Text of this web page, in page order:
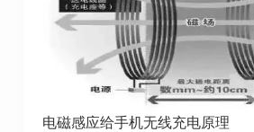
电磁感应给手机无线充电原理